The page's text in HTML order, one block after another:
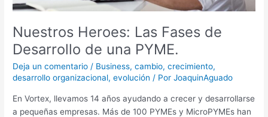
Nuestros Heroes: Las Fases de
Desarrollo de una PYME.
Deja un comentario / Business,cambio,crecimiento,
desarrollo organizacional,evolución / PorJoaquinAguado
En Vortex, llevamos 14 años ayudando a crecer y desarrollarse
a pequeñas empresas. Más de 100 PYMEs y MicroPYMEs han